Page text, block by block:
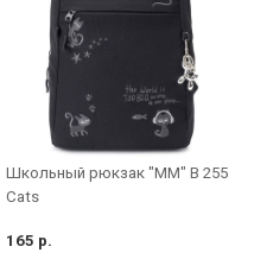
Школьный рюкзак "MM" B 255
Cats
165 р.